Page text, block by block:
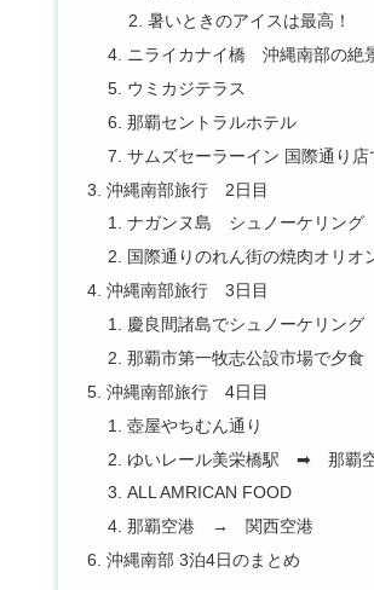
暑いときのアイスは最高！
ニライカナイ橋 沖縄南部の絶
ウミカジテラス
那覇セントラルホテル
サムズセーラーイン 国際通り店
沖縄南部旅行 2日目
ナガンヌ島 シュノーケリング
国際通りのれん街の焼肉オリオ
沖縄南部旅行 3日目
慶良間諸島でシュノーケリング
那覇市第一牧志公設市場で夕食
沖縄南部旅行 4日目
壺屋やちむん通り
ゆいレール美栄橋駅 ➡ 那覇
ALL AMRICAN FOOD
那覇空港 → 関西空港
沖縄南部 3泊4日のまとめ